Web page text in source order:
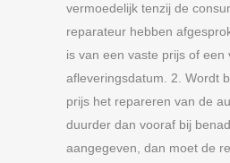
vermoedelijk tenzij de
reparateur hebben
is van een vaste prijs of een
afleveringsdatum. 2. Wordt
prijs het repareren van de
duurder dan vooraf bij
aangegeven, dan moet de